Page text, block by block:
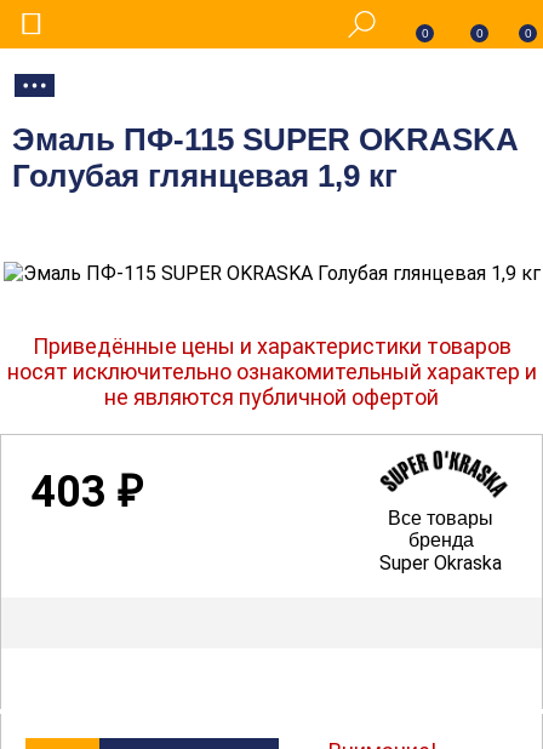
0 0 0
Эмаль ПФ-115 SUPER OKRASKA
Голубая глянцевая 1,9 кг
Приведённые цены и характеристики товаров
носят исключительно ознакомительный характер и
не являются публичной офертой
403₽
Все товары
бренда
Super Okraska